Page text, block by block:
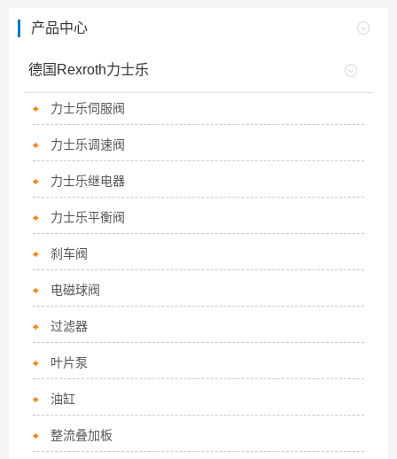
产品中心
德国Rexroth力士乐
力士乐伺服阀
力士乐调速阀
力士乐继电器
力士乐平衡阀
刹车阀
电磁球阀
过滤器
叶片泵
油缸
整流叠加板